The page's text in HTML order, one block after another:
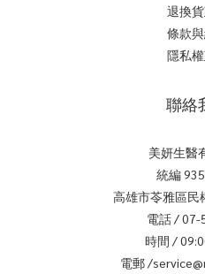
退換
條款
隱私
聯絡
美妍生醫
統編
高雄市苓雅區民
電話 / 07-
時間 /
電郵 /